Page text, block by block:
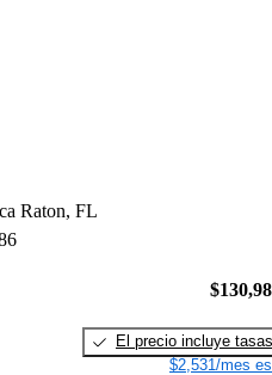
Raton, FL
El precio incluye tasas
$2,531/mes